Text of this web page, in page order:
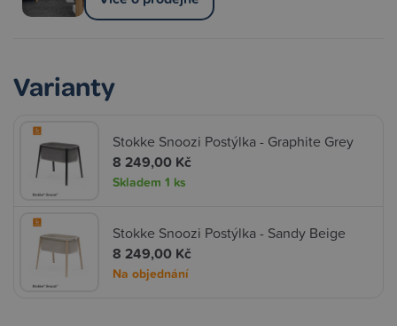
Varianty
Stokke Snoozi Postýlka - Graphite Grey
8 249,00 Kč
Skladem 1 ks
Stokke Snoozi Postýlka - Sandy Beige
8 249,00 Kč
Na objednání